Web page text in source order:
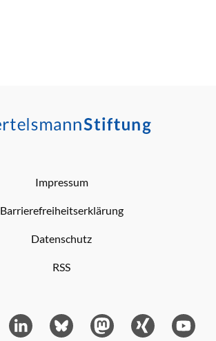
Impressum
Barrierefreiheitserklärung
Datenschutz
RSS